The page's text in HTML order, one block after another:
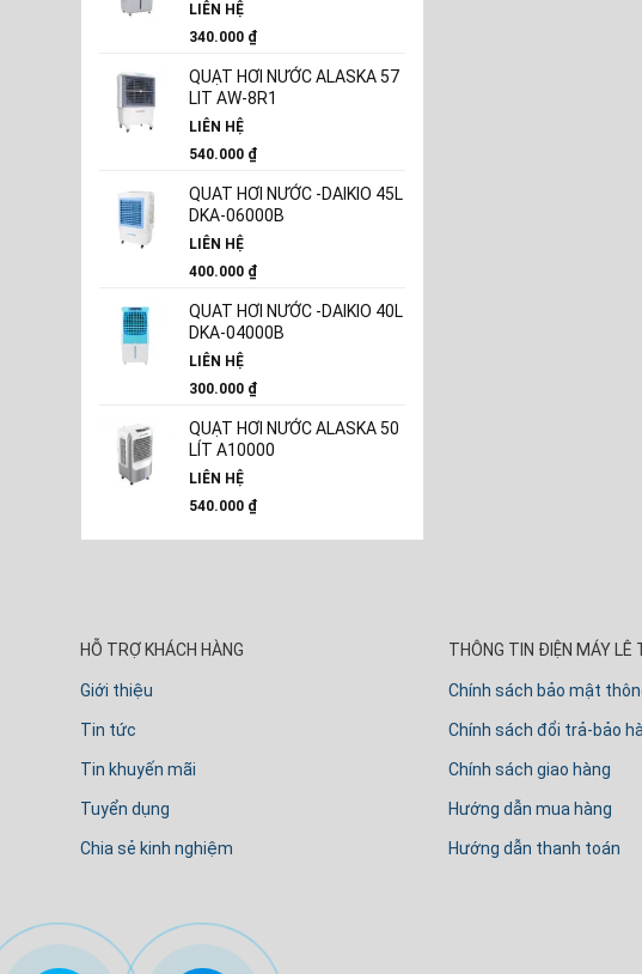
LIÊN HỆ
340.000 ₫
QUẠT HƠI NƯỚC ALASKA 57
LIT AW-8R1
LIÊN HỆ
540.000 ₫
QUAT HƠI NƯỚC -DAIKIO 45L
DKA-06000B
LIÊN HỆ
400.000 ₫
QUAT HƠI NƯỚC -DAIKIO 40L
DKA-04000B
LIÊN HỆ
300.000 ₫
QUẠT HƠI NƯỚC ALASKA 50
LÍT A10000
LIÊN HỆ
540.000 ₫
HỖ TRỢ KHÁCH HÀNG
Giới thiệu
Tin tức
Tin khuyến mãi
Tuyển dụng
Chia sẻ kinh nghiệm
THÔNG TIN ĐIỆN MÁY LÊ
Chính sách bảo mật
Chính sách đổi trả-bảo
Chính sách giao hàng
Hướng dẫn mua hàng
Hướng dẫn thanh toán